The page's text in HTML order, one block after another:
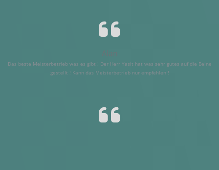
Alan
Das beste Meisterbetrieb was es gibt ! Der Herr Yasit hat was sehr gutes auf die Beine
gestellt ! Kann das Meisterbetrieb nur empfehlen !